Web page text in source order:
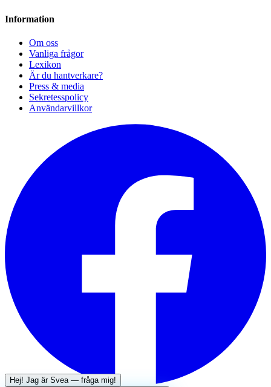
Information
Om oss
Vanliga frågor
Lexikon
Är du hantverkare?
Press & media
Sekretesspolicy
Användarvillkor
Hej! Jag är Svea— fråga mig!